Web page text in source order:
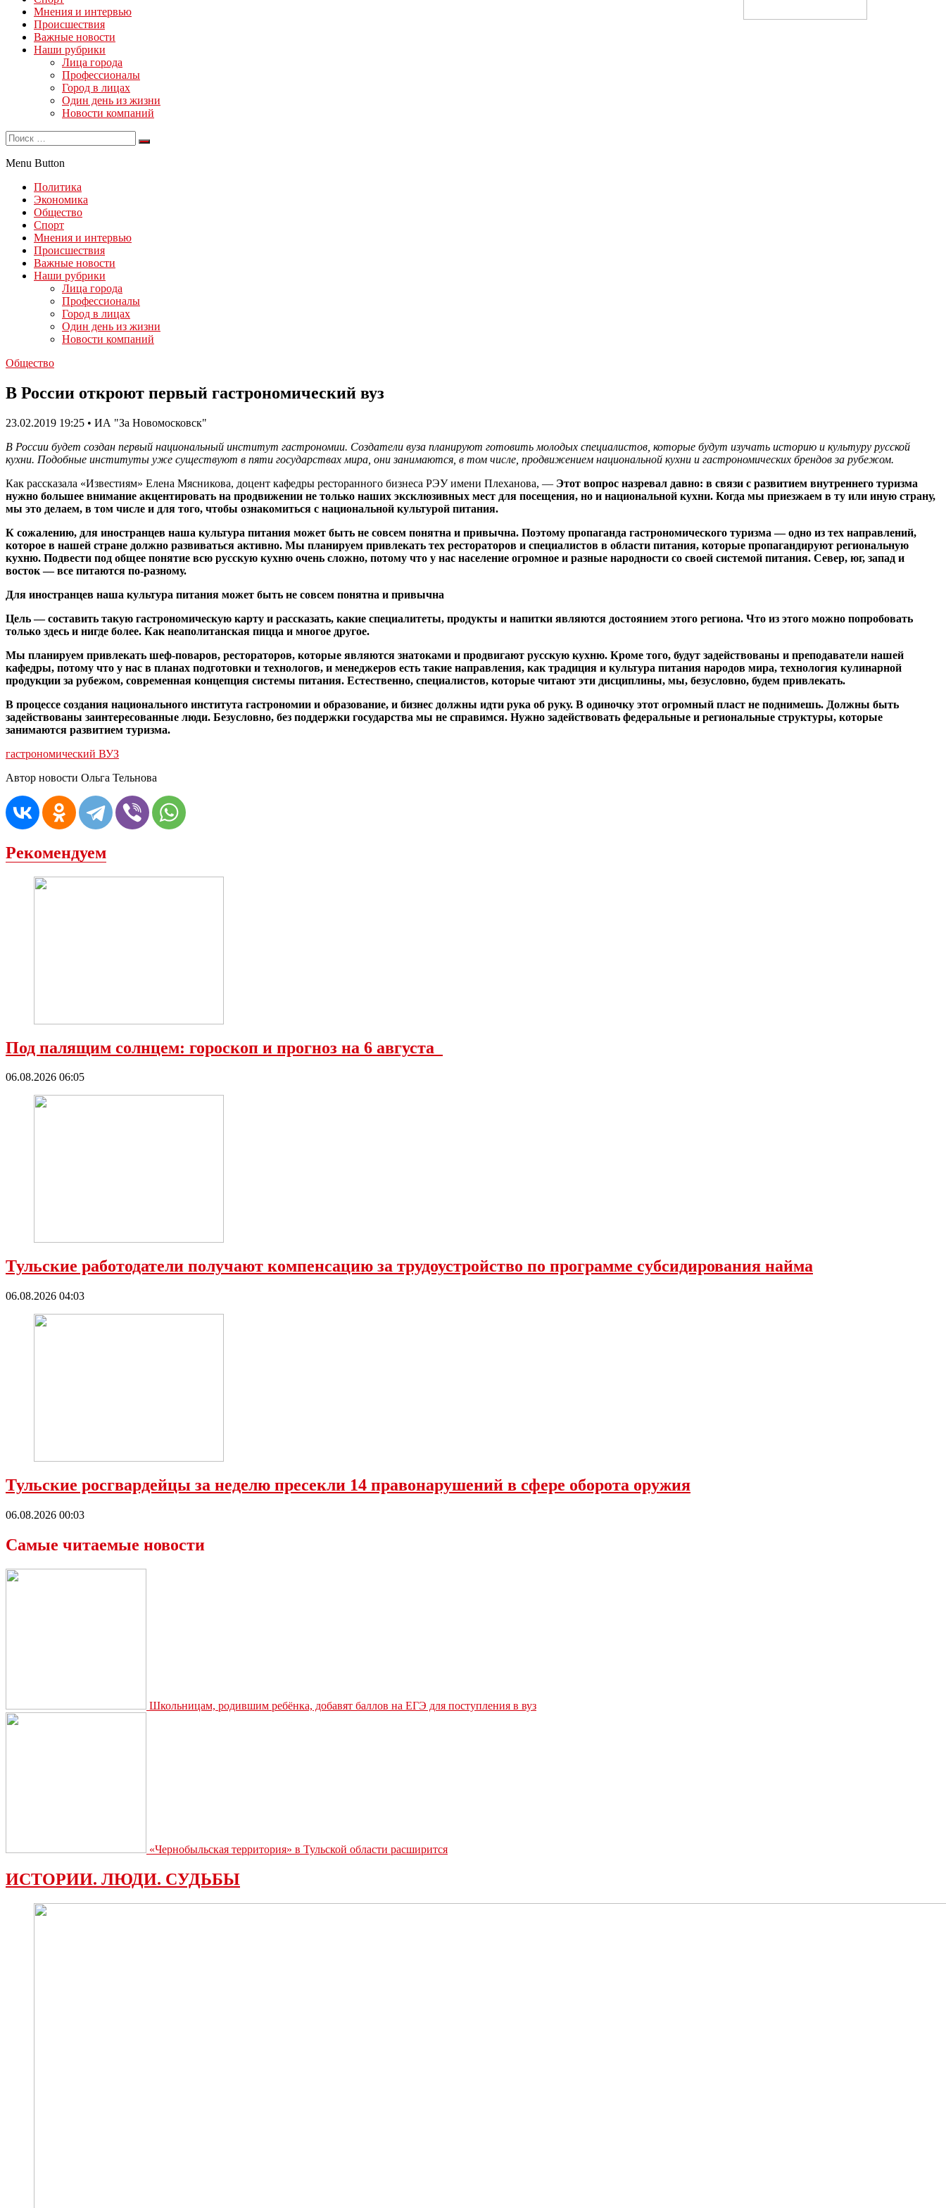
Мнения и интервью
Происшествия
Важные новости
Наши рубрики
Лица города
Профессионалы
Город в лицах
Один день из жизни
Новости компаний
Menu Button
Политика
Экономика
Общество
Спорт
Мнения и интервью
Происшествия
Важные новости
Наши рубрики
Лица города
Профессионалы
Город в лицах
Один день из жизни
Новости компаний
Общество
В России откроют первый гастрономический вуз
23.02.2019 19:25 • ИА "За Новомосковск"
В России будет создан первый национальный институт гастрономии. Создатели вуза планируют готовить молодых специалистов, которые будут изучать историю и культуру русской
кухни. Подобные институты уже существуют в пяти государствах мира, они занимаются, в том числе, продвижением национальной кухни и гастрономических брендов за рубежом.
Как рассказала «Известиям» Елена Мясникова, доцент кафедры ресторанного бизнеса РЭУ имени Плеханова, — Этот вопрос назревал давно: в связи с развитием внутреннего туризма
нужно большее внимание акцентировать на продвижении не только наших эксклюзивных мест для посещения, но и национальной кухни. Когда мы приезжаем в ту или иную страну,
мы это делаем, в том числе и для того, чтобы ознакомиться с национальной культурой питания.
К сожалению, для иностранцев наша культура питания может быть не совсем понятна и привычна. Поэтому пропаганда гастрономического туризма — одно из тех направлений,
которое в нашей стране должно развиваться активно. Мы планируем привлекать тех рестораторов и специалистов в области питания, которые пропагандируют региональную
кухню. Подвести под общее понятие всю русскую кухню очень сложно, потому что у нас население огромное и разные народности со своей системой питания. Север, юг, запад и
восток — все питаются по-разному.
Для иностранцев наша культура питания может быть не совсем понятна и привычна
Цель — составить такую гастрономическую карту и рассказать, какие специалитеты, продукты и напитки являются достоянием этого региона. Что из этого можно попробовать
только здесь и нигде более. Как неаполитанская пицца и многое другое.
Мы планируем привлекать шеф-поваров, рестораторов, которые являются знатоками и продвигают русскую кухню. Кроме того, будут задействованы и преподаватели нашей
кафедры, потому что у нас в планах подготовки и технологов, и менеджеров есть такие направления, как традиция и культура питания народов мира, технология кулинарной
продукции за рубежом, современная концепция системы питания. Естественно, специалистов, которые читают эти дисциплины, мы, безусловно, будем привлекать.
В процессе создания национального института гастрономии и образование, и бизнес должны идти рука об руку. В одиночку этот огромный пласт не поднимешь. Должны быть
задействованы заинтересованные люди. Безусловно, без поддержки государства мы не справимся. Нужно задействовать федеральные и региональные структуры, которые
занимаются развитием туризма.
гастрономический ВУЗ
Автор новости Ольга Тельнова
Рекомендуем
Под палящим солнцем: гороскоп и прогноз на 6 августа
06.08.2026 06:05
Тульские работодатели получают компенсацию за трудоустройство по программе субсидирования найма
06.08.2026 04:03
Тульские росгвардейцы за неделю пресекли 14 правонарушений в сфере оборота оружия
06.08.2026 00:03
Самые читаемые новости
Школьницам, родившим ребёнка, добавят баллов на ЕГЭ для поступления в вуз
«Чернобыльская территория» в Тульской области расширится
ИСТОРИИ. ЛЮДИ. СУДЬБЫ